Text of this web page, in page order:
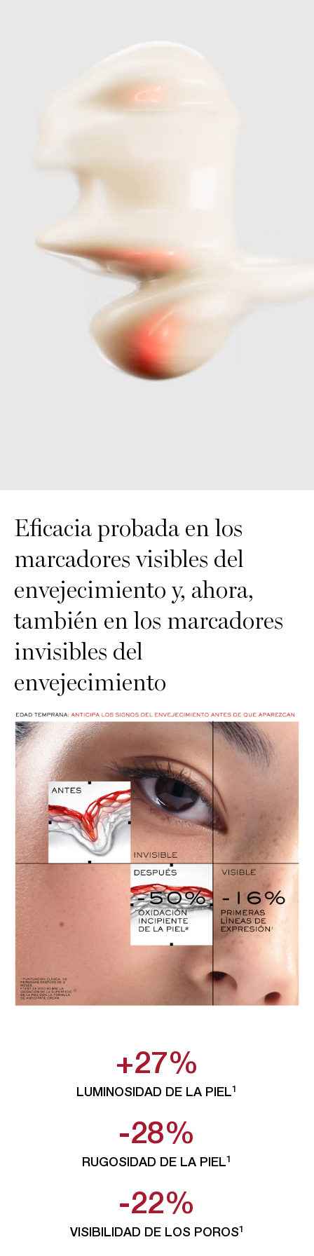
Eficacia probada en los
marcadores visibles del
envejecimiento y, ahora,
también en los marcadores
invisibles del
envejecimiento​
+27%
LUMINOSIDAD​ DE LA PIEL1
-28%
RUGOSIDAD​ DE LA PIEL1
-22%
VISIBILIDAD DE​ LOS POROS1